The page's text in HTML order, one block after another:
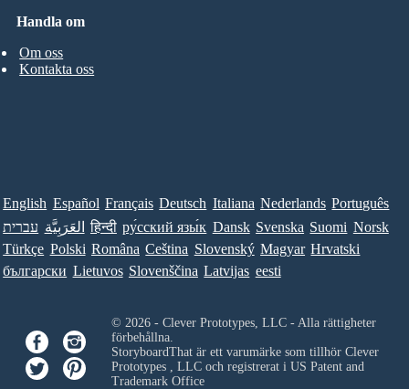
Handla om
Om oss
Kontakta oss
English Español Français Deutsch Italiana Nederlands Português
עברית العَرَبِيَّة हिन्दी ру́сский язы́к Dansk Svenska Suomi Norsk
Türkçe Polski Româna Ceština Slovenský Magyar Hrvatski
български Lietuvos Slovenščina Latvijas eesti
© 2026 - Clever Prototypes, LLC - Alla rättigheter
förbehållna.
StoryboardThat är ett varumärke som tillhör Clever
Prototypes , LLCoch registrerat i US Patent and
Trademark Office